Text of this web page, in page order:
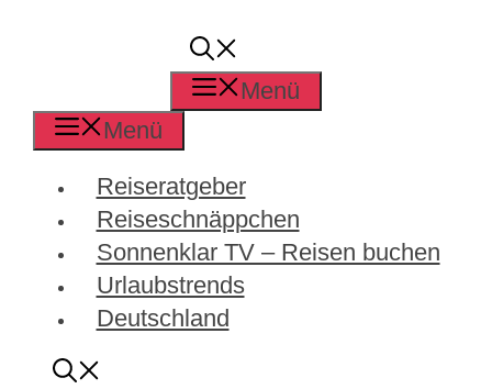
Menü
Menü
Reiseratgeber
Reiseschnäppchen
Sonnenklar TV – Reisen buchen
Urlaubstrends
Deutschland